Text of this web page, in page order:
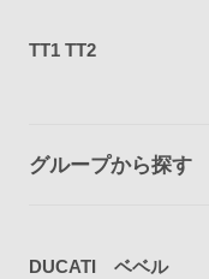
TT1 TT2
グループから探す
DUCATI ベベル